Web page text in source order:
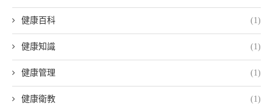
健康百科 (1)
健康知識 (1)
健康管理 (1)
健康衛教 (1)